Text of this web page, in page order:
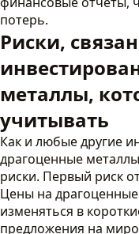
потерь.
Риски,
металлы,
учитывать
Как и любые другие
драгоценные
риски. Первый риск
Цены на
изменяться в
предложения на